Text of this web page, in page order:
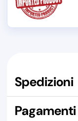
Spedizioni
Spedizione
Pagamenti